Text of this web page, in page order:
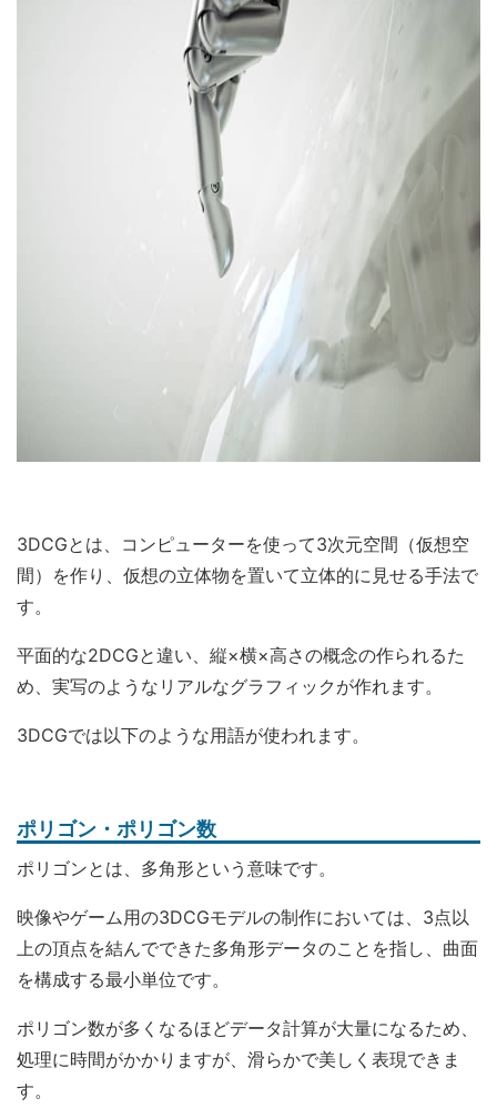
3DCGとは、コンピューターを使って3次元空間（仮想空
間）を作り、仮想の立体物を置いて立体的に見せる手法で
す。
平面的な2DCGと違い、縦×横×高さの概念の作られるた
め、実写のようなリアルなグラフィックが作れます。
3DCGでは以下のような用語が使われます。
ポリゴン・ポリゴン数
ポリゴンとは、多角形という意味です。
映像やゲーム用の3DCGモデルの制作においては、3点以
上の頂点を結んでできた多角形データのことを指し、曲面
を構成する最小単位です。
ポリゴン数が多くなるほどデータ計算が大量になるため、
処理に時間がかかりますが、滑らかで美しく表現できま
す。